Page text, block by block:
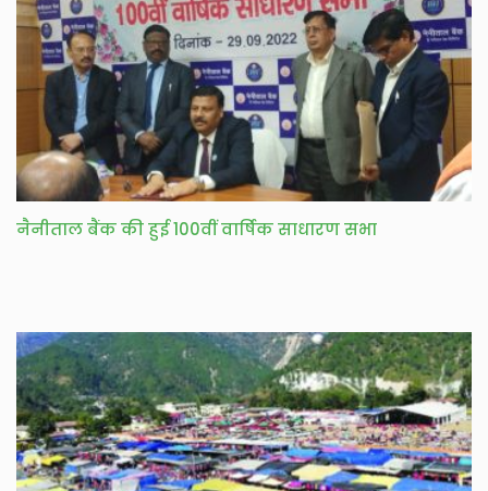
नैनीताल बैंक की हुई 100वीं वार्षिक साधारण सभा